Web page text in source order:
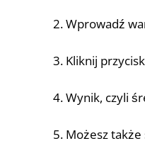
2. Wprowadź
3. Kliknij
4. Wynik, czyli
5. Możesz